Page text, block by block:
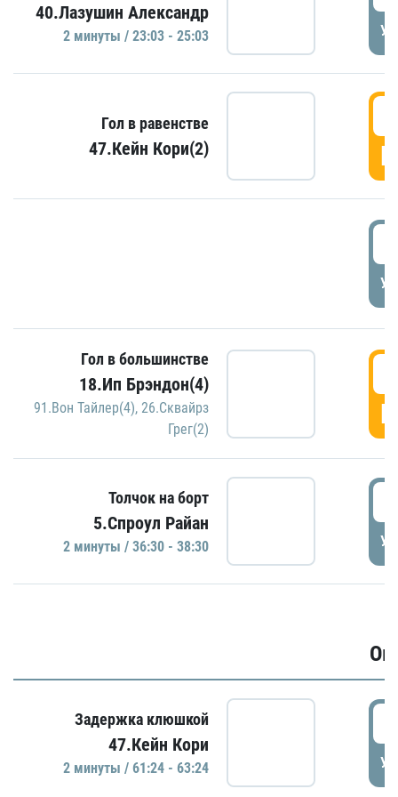
40.Лазушин Александр
2 минуты / 23:03 - 25:03
Гол в равенстве
47.Кейн Кори(2)
Гол в большинстве
18.Ип Брэндон(4)
91.Вон Тайлер(4), 26.Сквайрз
Грег(2)
Толчок на борт
5.Спроул Райан
2 минуты / 36:30 - 38:30
Задержка клюшкой
47.Кейн Кори
2 минуты / 61:24 - 63:24